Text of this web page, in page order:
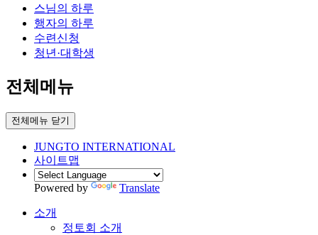
스님의 하루
행자의 하루
수련신청
청년·대학생
전체메뉴
전체메뉴 닫기
JUNGTO INTERNATIONAL
사이트맵
Powered by Translate
소개
정토회 소개